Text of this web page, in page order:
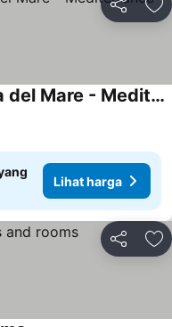
Bagikan
Boutique Hotel & Spa Casa del Mare - Mediterraneo
Lihat harga
Bagikan